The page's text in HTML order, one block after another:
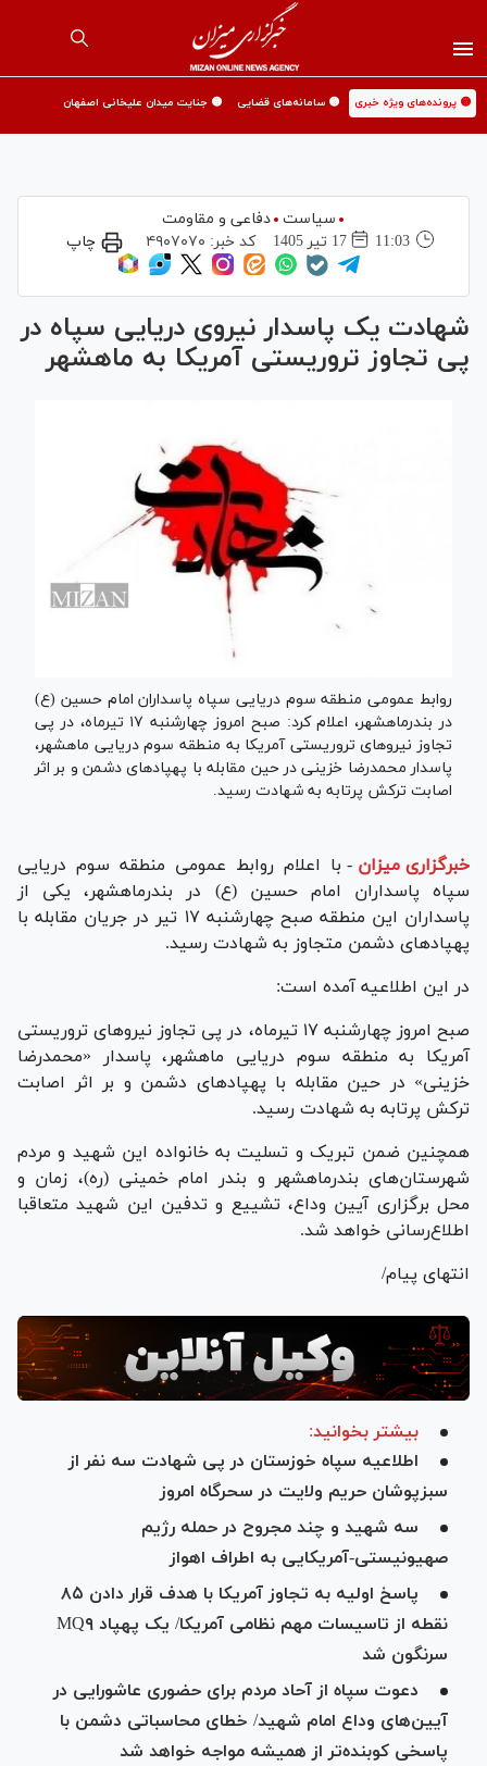
🟡 پرونده‌های ویژه خبری 🟡 سامانه‌های قضایی 🟡 جنایت میدان علیخانی اصفهان
سیاست
دفاعی و مقاومت
11:03
17 تير 1405 کد خبر: ۴۹۰۷۰۷۰ چاپ
شهادت یک پاسدار نیروی دریایی سپاه در
پی تجاوز تروریستی آمریکا به ماهشهر
روابط عمومی منطقه سوم دریایی سپاه پاسداران امام حسین (ع)
در بندرماهشهر، اعلام کرد: صبح امروز چهارشنبه ۱۷ تیرماه، در پی
تجاوز نیروهای تروریستی آمریکا به منطقه سوم دریایی ماهشهر،
پاسدار محمدرضا خزینی در حین مقابله با پهپادهای دشمن و بر اثر
اصابت ترکش پرتابه به شهادت رسید.
خبرگزاری میزان - با اعلام روابط عمومی منطقه سوم دریایی
سپاه پاسداران امام حسین (ع) در بندرماهشهر، یکی از
پاسداران این منطقه صبح چهارشنبه ۱۷ تیر در جریان مقابله با
پهپادهای دشمن متجاوز به شهادت رسید.
در این اطلاعیه‌ آمده است:
صبح امروز چهارشنبه ۱۷ تیرماه، در پی تجاوز نیروهای تروریستی
آمریکا به منطقه سوم دریایی ماهشهر، پاسدار «محمدرضا
خزینی» در حین مقابله با پهپادهای دشمن و بر اثر اصابت
ترکش پرتابه به شهادت رسید.
همچنین ضمن تبریک و تسلیت به خانواده این شهید و مردم
شهرستان‌های بندرماهشهر و بندر امام خمینی (ره)، زمان و
محل برگزاری آیین وداع، تشییع و تدفین این شهید متعاقبا
اطلاع‌رسانی خواهد شد.
انتهای پیام/
بیشتر بخوانید:
اطلاعیه سپاه خوزستان در پی شهادت سه نفر از
سبزپوشان حریم ولایت در سحرگاه امروز
سه شهید و چند مجروح در حمله رژیم
صهیونیستی-آمریکایی به اطراف اهواز
پاسخ اولیه به تجاوز آمریکا با هدف قرار دادن ۸۵
نقطه از تاسیسات مهم نظامی آمریکا/ یک پهپاد MQ۹
سرنگون شد
دعوت سپاه از آحاد مردم برای حضوری عاشورایی در
آیین‌های وداع امام شهید/ خطای محاسباتی دشمن با
پاسخی کوبنده‌تر از همیشه مواجه خواهد شد